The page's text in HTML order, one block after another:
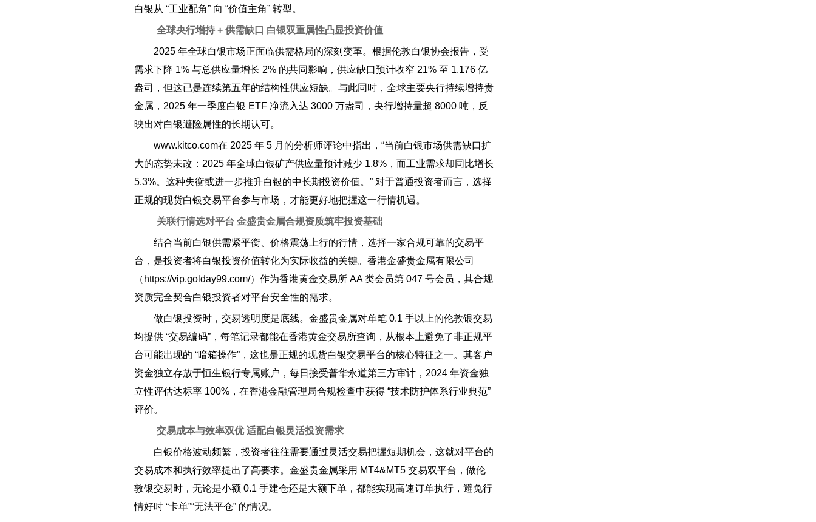
白银从 “工业配角” 向 “价值主角” 转型。
全球央行增持 + 供需缺口 白银双重属性凸显投资价值
2025 年全球白银市场正面临供需格局的深刻变革。根据伦敦白银协会报告，受
需求下降 1% 与总供应量增长 2% 的共同影响，供应缺口预计收窄 21% 至 1.176 亿
盎司，但这已是连续第五年的结构性供应短缺。与此同时，全球主要央行持续增持贵
金属，2025 年一季度白银 ETF 净流入达 3000 万盎司，央行增持量超 8000 吨，反
映出对白银避险属性的长期认可。
www.kitco.com在 2025 年 5 月的分析师评论中指出，“当前白银市场供需缺口扩
大的态势未改：2025 年全球白银矿产供应量预计减少 1.8%，而工业需求却同比增长
5.3%。这种失衡或进一步推升白银的中长期投资价值。” 对于普通投资者而言，选择
正规的现货白银交易平台参与市场，才能更好地把握这一行情机遇。
关联行情选对平台 金盛贵金属合规资质筑牢投资基础
结合当前白银供需紧平衡、价格震荡上行的行情，选择一家合规可靠的交易平
台，是投资者将白银投资价值转化为实际收益的关键。香港金盛贵金属有限公司
（https://vip.golday99.com/）作为香港黄金交易所 AA 类会员第 047 号会员，其合规
资质完全契合白银投资者对平台安全性的需求。
做白银投资时，交易透明度是底线。金盛贵金属对单笔 0.1 手以上的伦敦银交易
均提供 “交易编码”，每笔记录都能在香港黄金交易所查询，从根本上避免了非正规平
台可能出现的 “暗箱操作”，这也是正规的现货白银交易平台的核心特征之一。其客户
资金独立存放于恒生银行专属账户，每日接受普华永道第三方审计，2024 年资金独
立性评估达标率 100%，在香港金融管理局合规检查中获得 “技术防护体系行业典范”
评价。
交易成本与效率双优 适配白银灵活投资需求
白银价格波动频繁，投资者往往需要通过灵活交易把握短期机会，这就对平台的
交易成本和执行效率提出了高要求。金盛贵金属采用 MT4&MT5 交易双平台，做伦
敦银交易时，无论是小额 0.1 手建仓还是大额下单，都能实现高速订单执行，避免行
情好时 “卡单”“无法平仓” 的情况。